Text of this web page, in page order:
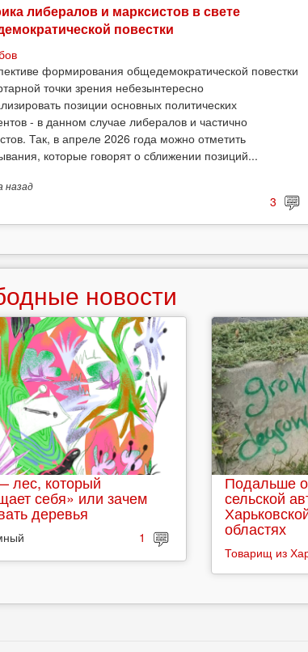
либералов и марксистов в свете
повестки
формирования общедемократической повестки
точки зрения небезынтересно
позиции основных политических
- в данном случае либералов и частично
Так, в апреле 2026 года можно отметить
которые говорят о сближении позиций...
назад
3
новости
лес, который
себя» или зачем
деревья
1
Подальше
сельской
областях
Товарищ из